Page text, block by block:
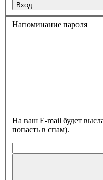
Вход
Напоминание пароля
На ваш E-mail будет
попасть в спам).